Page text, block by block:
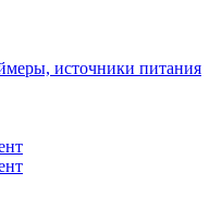
источники питания